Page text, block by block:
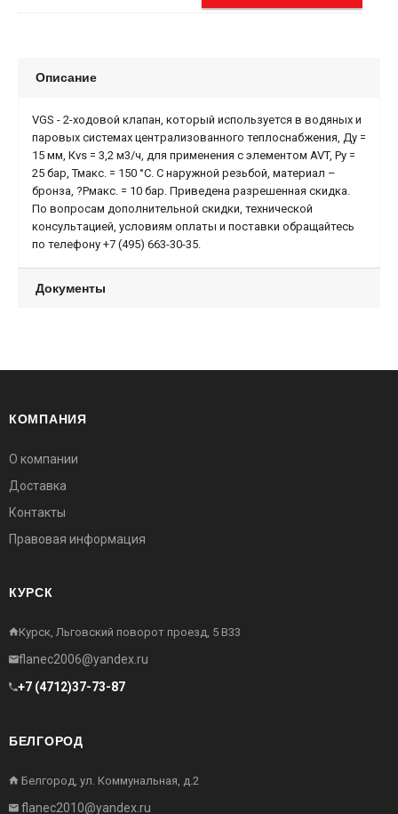
Описание
VGS - 2-ходовой клапан, который используется в водяных и
паровых системах централизованного теплоснабжения, Ду =
15 мм, Кvs = 3,2 м3/ч, для применения с элементом AVT, Ру =
25 бар, Тмакс. = 150 °С. С наружной резьбой, материал –
бронза, ?Pмакс. = 10 бар. Приведена разрешенная скидка.
По вопросам дополнительной скидки, технической
консультацией, условиям оплаты и поставки обращайтесь
по телефону +7 (495) 663-30-35.
Документы
КОМПАНИЯ
О компании
Доставка
Контакты
Правовая информация
КУРСК
Курск, Льговский поворот проезд, 5 В33
flanec2006@yandex.ru
+7 (4712)37-73-87
БЕЛГОРОД
Белгород, ул. Коммунальная, д.2
flanec2010@yandex.ru